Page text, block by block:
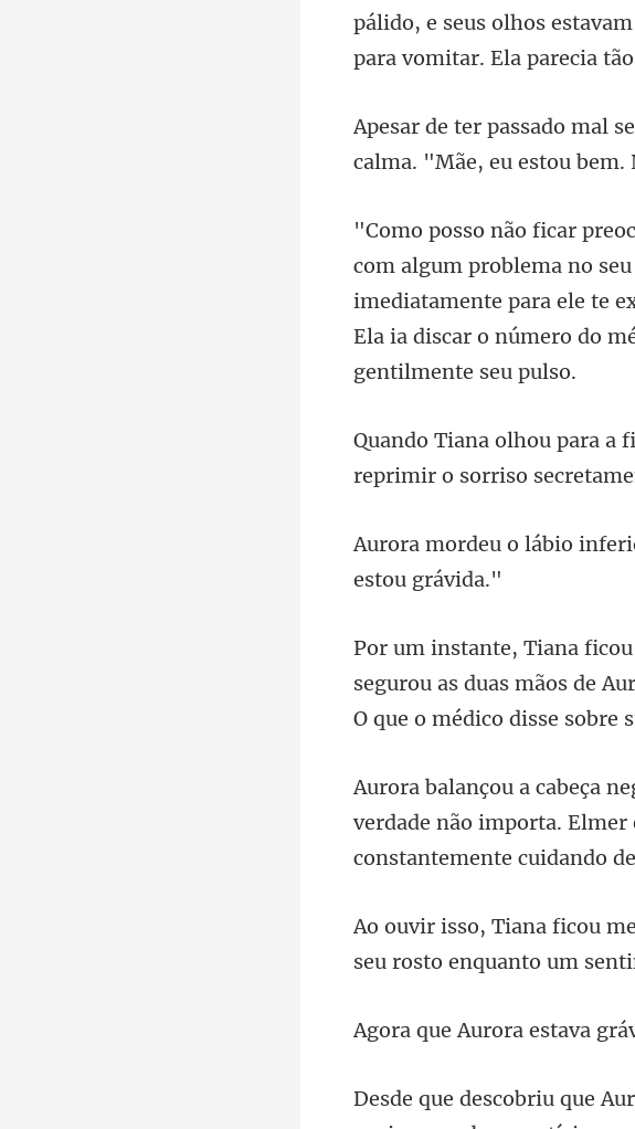
pálido, e seus olhos
calma. "Mãe, e
imediatamente para ele te
reprimir o sorriso
segurou as duas mãos de
verdade não importa. Elmer
seu rosto enquanto um
tava